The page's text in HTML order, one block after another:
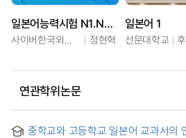
일본어능력시험 N1.N2대비
사이버한국외국어대학교 정현혁
일본어 1
선문대학교
연관학위논문
중학교와 고등학교 일본어 교과서의